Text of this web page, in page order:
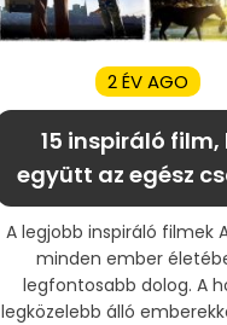
2 ÉV AGO
15 inspiráló film,
együtt az egész
A legjobb inspiráló filmek
minden ember
legfontosabb dolog. A
legközelebb álló